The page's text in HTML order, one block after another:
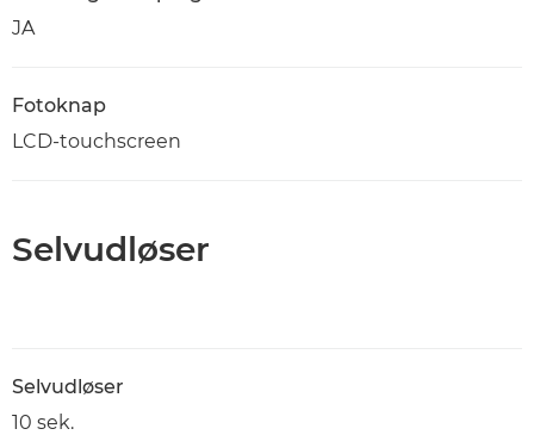
JA
Fotoknap
LCD-touchscreen
Selvudløser
Selvudløser
10 sek.